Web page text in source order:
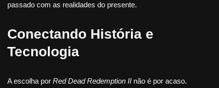
passado com as realidades do presente.
Conectando História e
Tecnologia
A escolha por Red Dead Redemption II não é por acaso.